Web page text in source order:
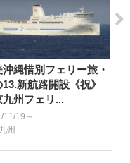
沖縄惜別フェリー旅・
13.新航路開設《祝》
九州フェリ...
11/19～
州